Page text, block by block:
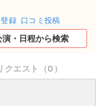
録 口コミ投稿
演・日程から検索
クエスト（0）